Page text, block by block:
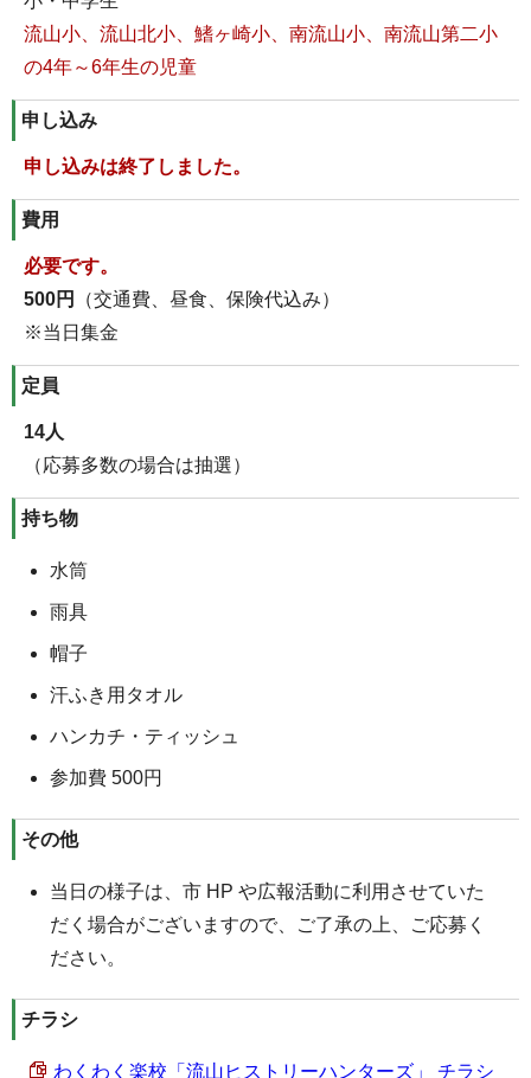
流山小、流山北小、鰭ヶ崎小、南流山小、南流山第二小
の4年～6年生の児童
申し込み
申し込みは終了しました。
費用
必要です。
500円
（交通費、昼食、保険代込み）
※当日集金
定員
14人
（応募多数の場合は抽選）
持ち物
水筒
雨具
帽子
汗ふき用タオル
ハンカチ・ティッシュ
参加費 500円
その他
当日の様子は、市 HP や広報活動に利用させていた
だく場合がございますので、ご了承の上、ご応募く
ださい。
チラシ
わくわく楽校「流山ヒストリーハンターズ」 チラシ